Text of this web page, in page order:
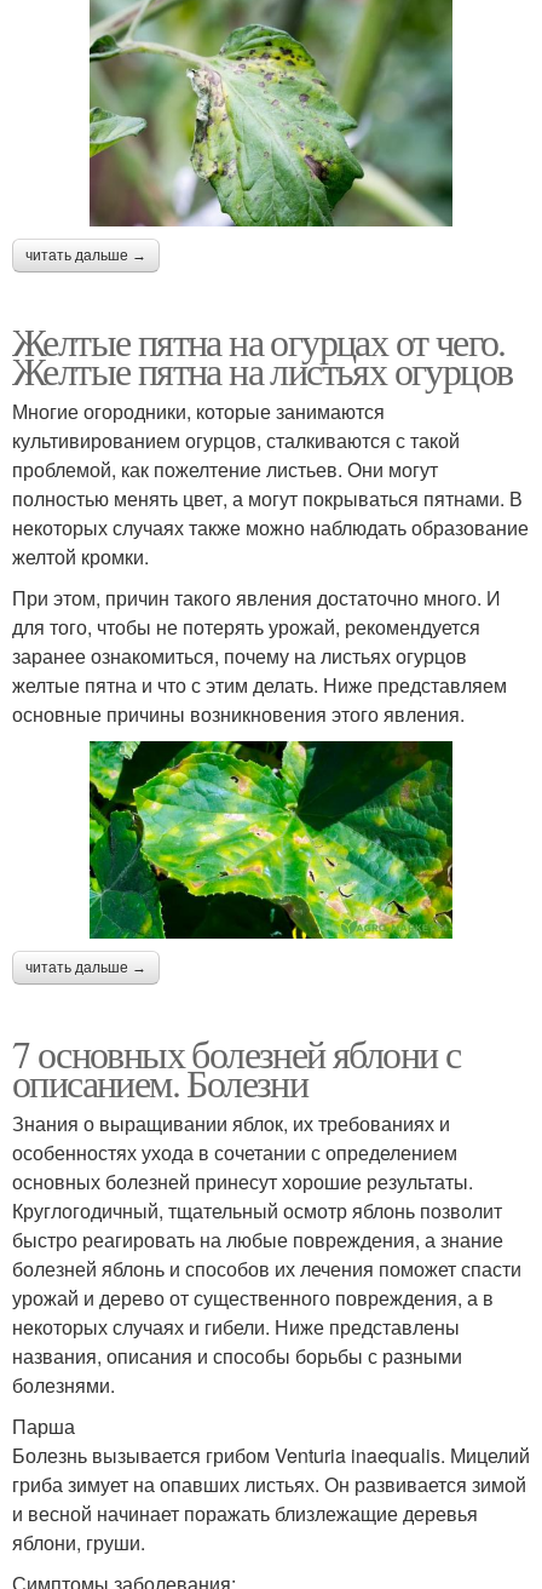
читать дальше →
Желтые пятна на огурцах от чего.
Желтые пятна на листьях огурцов
Многие огородники, которые занимаются
культивированием огурцов, сталкиваются с такой
проблемой, как пожелтение листьев. Они могут
полностью менять цвет, а могут покрываться пятнами. В
некоторых случаях также можно наблюдать образование
желтой кромки.
При этом, причин такого явления достаточно много. И
для того, чтобы не потерять урожай, рекомендуется
заранее ознакомиться, почему на листьях огурцов
желтые пятна и что с этим делать. Ниже представляем
основные причины возникновения этого явления.
читать дальше →
7 основных болезней яблони с
описанием. Болезни
Знания о выращивании яблок, их требованиях и
особенностях ухода в сочетании с определением
основных болезней принесут хорошие результаты.
Круглогодичный, тщательный осмотр яблонь позволит
быстро реагировать на любые повреждения, а знание
болезней яблонь и способов их лечения поможет спасти
урожай и дерево от существенного повреждения, а в
некоторых случаях и гибели. Ниже представлены
названия, описания и способы борьбы с разными
болезнями.
Парша
Болезнь вызывается грибом Venturia inaequalis. Мицелий
гриба зимует на опавших листьях. Он развивается зимой
и весной начинает поражать близлежащие деревья
яблони, груши.